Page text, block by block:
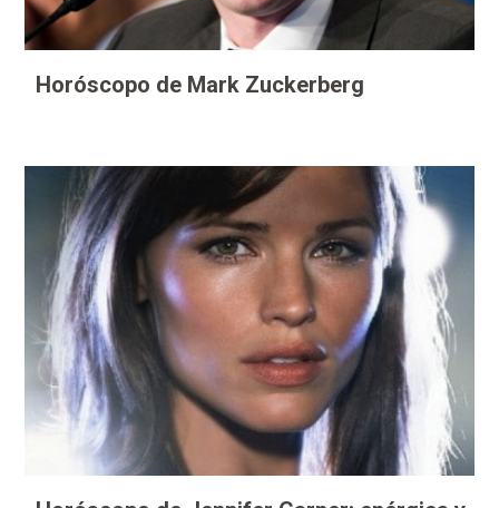
Horóscopo de Mark Zuckerberg